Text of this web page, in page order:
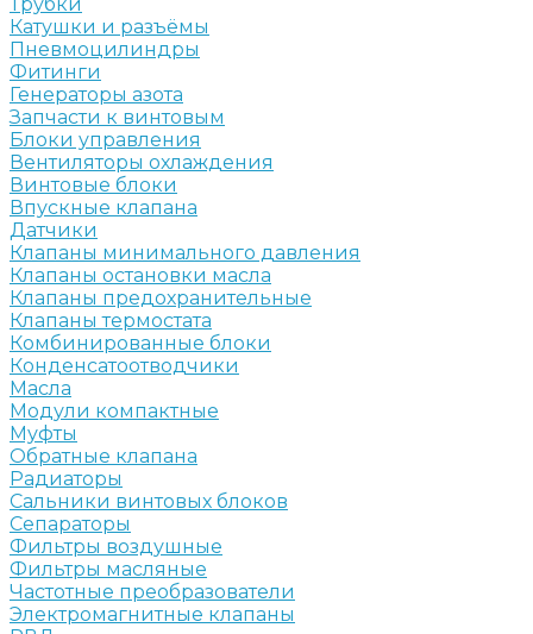
Катушки и разъёмы
Пневмоцилиндры
Фитинги
Генераторы азота
Запчасти к винтовым
Блоки управления
Вентиляторы охлаждения
Винтовые блоки
Впускные клапана
Датчики
Клапаны минимального давления
Клапаны остановки масла
Клапаны предохранительные
Клапаны термостата
Комбинированные блоки
Конденсатоотводчики
Масла
Модули компактные
Муфты
Обратные клапана
Радиаторы
Сальники винтовых блоков
Сепараторы
Фильтры воздушные
Фильтры масляные
Частотные преобразователи
Электромагнитные клапаны